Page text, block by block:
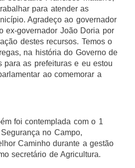
para atender as
Agradeço ao governador
ex-governador João Doria por
destes recursos. Temos o
na história do Governo de
para as prefeituras e eu estou
ao comemorar a
foi contemplada com o 1
no Campo,
Caminho durante a gestão
secretário de Agricultura.